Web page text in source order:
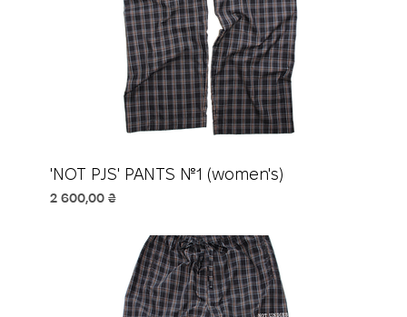
'NOT PJS' PANTS №1 (women's)
Ціна
2 600,00 ₴